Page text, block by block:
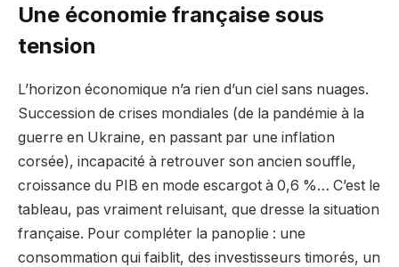
Une économie française sous
tension
L’horizon économique n’a rien d’un ciel sans nuages.
Succession de crises mondiales (de la pandémie à la
guerre en Ukraine, en passant par une inflation
corsée), incapacité à retrouver son ancien souffle,
croissance du PIB en mode escargot à 0,6 %… C’est le
tableau, pas vraiment reluisant, que dresse la situation
française. Pour compléter la panoplie : une
consommation qui faiblit, des investisseurs timorés, un